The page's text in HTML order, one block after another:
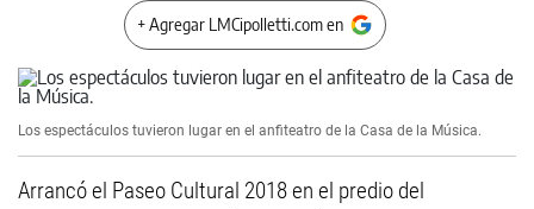
+ Agregar LMCipolletti.com en
Los espectáculos tuvieron lugar en el anfiteatro de la Casa de la Música.
Arrancó el Paseo Cultural 2018 en el predio del